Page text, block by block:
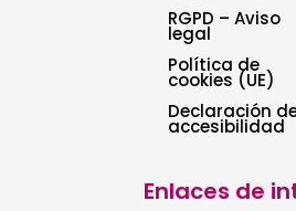
RGPD – Aviso
legal
Política de
cookies (UE)
Declaración
accesibilidad
Enlaces de